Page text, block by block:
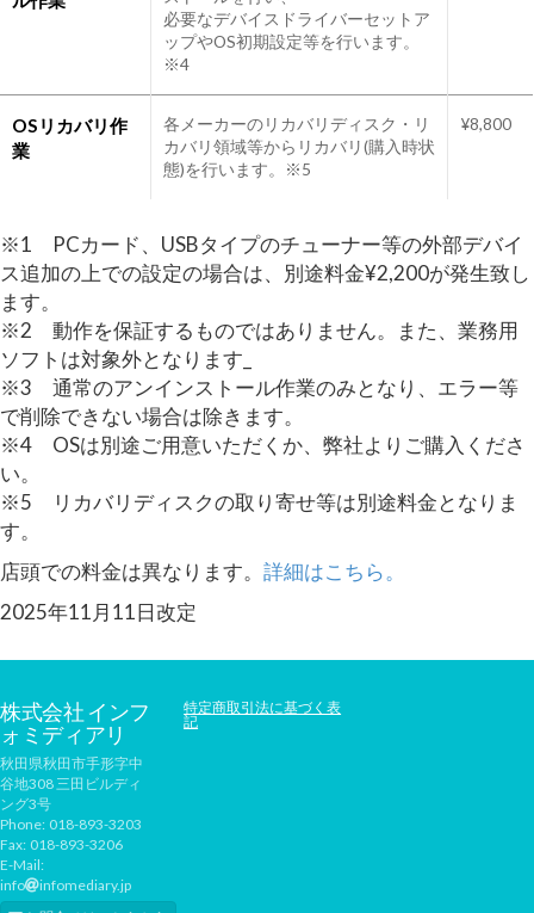
必要なデバイスドライバーセットア
ップやOS初期設定等を行います。
※4
OSリカバリ作
業
各メーカーのリカバリディスク・リ
カバリ領域等からリカバリ(購入時状
態)を行います。※5
¥8,800
※1 PCカード、USBタイプのチューナー等の外部デバイ
ス追加の上での設定の場合は、別途料金¥2,200が発生致し
ます。
※2 動作を保証するものではありません。また、業務用
ソフトは対象外となります_
※3 通常のアンインストール作業のみとなり、エラー等
で削除できない場合は除きます。
※4 OSは別途ご用意いただくか、弊社よりご購入くださ
い。
※5 リカバリディスクの取り寄せ等は別途料金となりま
す。
店頭での料金は異なります。 詳細はこちら。
2025年11月11日改定
株式会社 インフ
ォミディアリ
秋田県秋田市手形字中
谷地308 三田ビルディ
ング3号
Phone: 018-893-3203
Fax: 018-893-3206
E-Mail:
info
infomediary.jp
特定商取引法に基づく表
記